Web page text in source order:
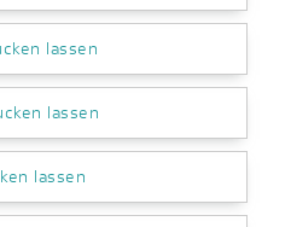
lassen
lassen
lassen